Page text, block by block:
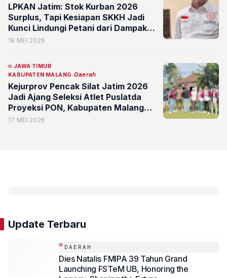
LPKAN Jatim: Stok Kurban 2026
Surplus, Tapi Kesiapan SKKH Jadi
Kunci Lindungi Petani dari Dampak
Rupiah Melemah
18 MEI 2026
JAWA TIMUR
KABUPATEN MALANG 𝘋𝘢𝘦𝘳𝘢𝘩
Kejurprov Pencak Silat Jatim 2026
Jadi Ajang Seleksi Atlet Puslatda
Proyeksi PON, Kabupaten Malang
Diharapkan Kembali Sumbang Atlet
17 MEI 2026
Update Terbaru
DAERAH
Dies Natalis FMIPA 39 Tahun Grand
Launching FSTeM UB, Honoring the